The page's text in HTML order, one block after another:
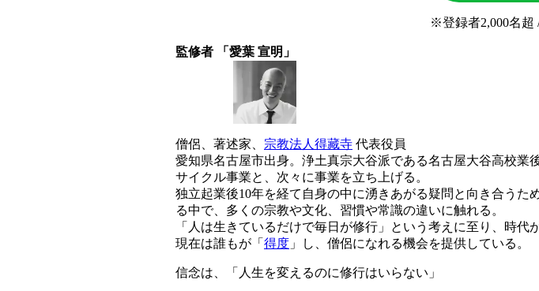
※登録者2,000名超
監修者 「愛葉 宣明」
僧侶、著述家、 宗教法人得藏寺 代表役員
愛知県名古屋市出身。浄土真宗大谷派である名古屋大谷高校業
サイクル事業と、次々に事業を立ち上げる。
独立起業後10年を経て自身の中に湧きあがる疑問と向き合う
る中で、多くの宗教や文化、習慣や常識の違いに触れる。
「人は生きているだけで毎日が修行」という考えに至り、時代
現在は誰もが「 得度 」し、僧侶になれる機会を提供している。
信念は、「人生を変えるのに修行はいらない」